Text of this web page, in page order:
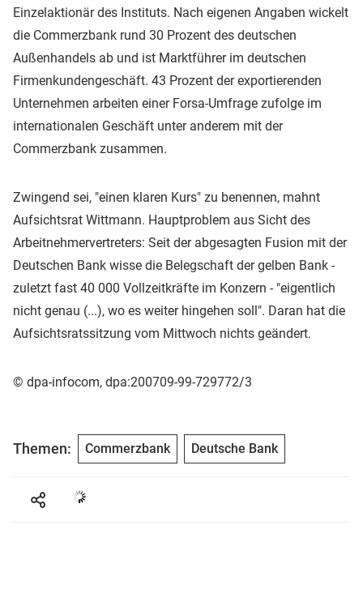
Einzelaktionär des Instituts. Nach eigenen Angaben wickelt
die Commerzbank rund 30 Prozent des deutschen
Außenhandels ab und ist Marktführer im deutschen
Firmenkundengeschäft. 43 Prozent der exportierenden
Unternehmen arbeiten einer Forsa-Umfrage zufolge im
internationalen Geschäft unter anderem mit der
Commerzbank zusammen.
Zwingend sei, "einen klaren Kurs" zu benennen, mahnt
Aufsichtsrat Wittmann. Hauptproblem aus Sicht des
Arbeitnehmervertreters: Seit der abgesagten Fusion mit der
Deutschen Bank wisse die Belegschaft der gelben Bank -
zuletzt fast 40 000 Vollzeitkräfte im Konzern - "eigentlich
nicht genau (...), wo es weiter hingehen soll". Daran hat die
Aufsichtsratssitzung vom Mittwoch nichts geändert.
© dpa-infocom, dpa:200709-99-729772/3
Themen: Commerzbank Deutsche Bank